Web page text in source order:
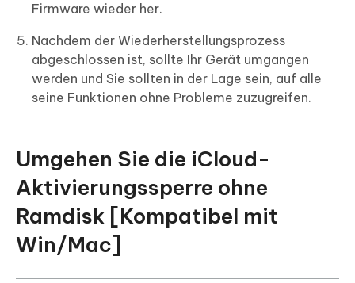
Firmware wieder her.
Nachdem der Wiederherstellungsprozess
abgeschlossen ist, sollte Ihr Gerät umgangen
werden und Sie sollten in der Lage sein, auf alle
seine Funktionen ohne Probleme zuzugreifen.
Umgehen Sie die iCloud-
Aktivierungssperre ohne
Ramdisk [Kompatibel mit
Win/Mac]